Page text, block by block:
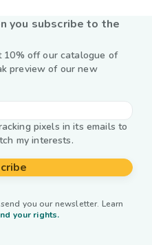
you subscribe to the
off our catalogue of
preview of our new
pixels in its emails to
my interests.
you our newsletter. Learn
your rights.